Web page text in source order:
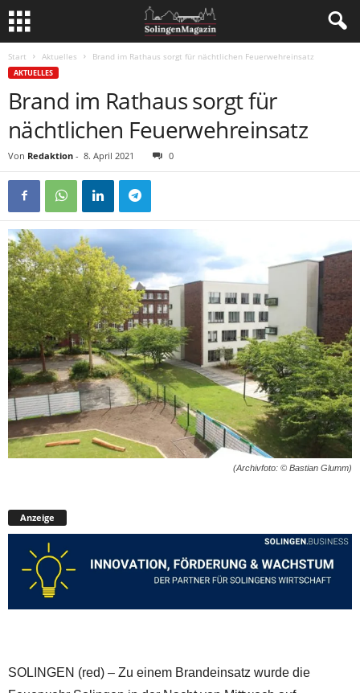
Start Aktuelles Brand im Rathaus sorgt für nächtlichen Feuerwehreinsatz
AKTUELLES
Brand im Rathaus sorgt für
nächtlichen Feuerwehreinsatz
Von Redaktion - 8. April 2021 0
(Archivfoto: © Bastian Glumm)
Anzeige
SOLINGEN (red) – Zu einem Brandeinsatz wurde die